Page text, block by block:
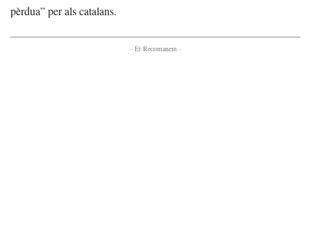
pèrdua” per als catalans.
- Et Recomanem -